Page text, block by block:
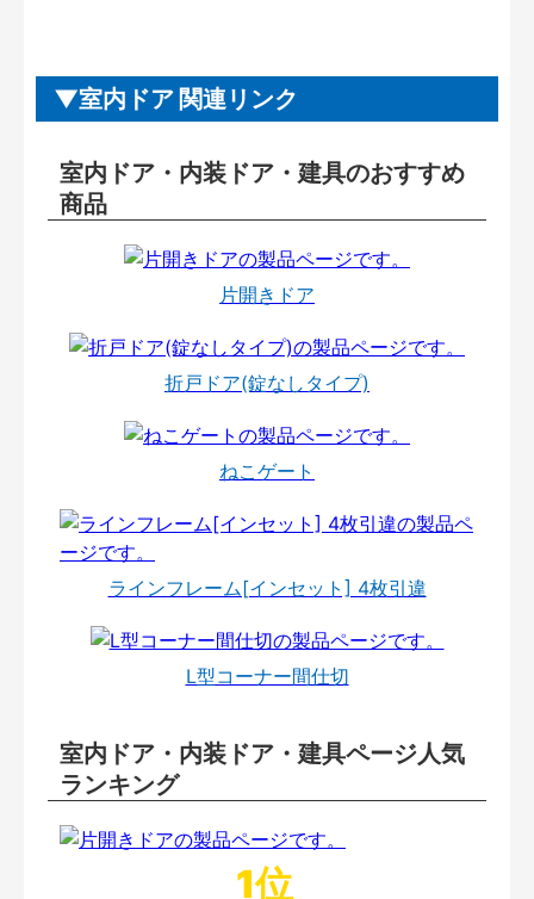
室内ドア 関連リンク
室内ドア・内装ドア・建具のおすすめ
商品
片開きドア
折戸ドア(錠なしタイプ)
ねこゲート
ラインフレーム[インセット] 4枚引違
L型コーナー間仕切
室内ドア・内装ドア・建具ページ人気
ランキング